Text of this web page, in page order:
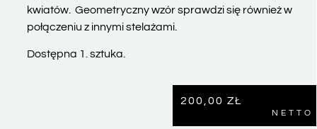
kwiatów. Geometryczny wzór sprawdzi się również w
połączeniu z innymi stelażami.
Dostępna 1. sztuka.
200,00 ZŁ
NETTO